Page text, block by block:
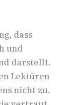
dass
und
darstellt.
Lektüren
nicht zu.